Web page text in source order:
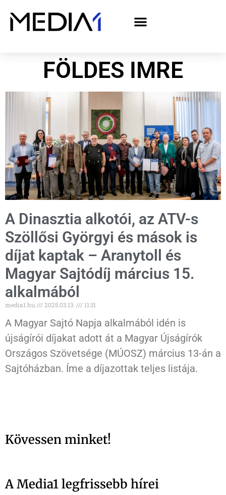
FÖLDES IMRE
A Dinasztia alkotói, az ATV-s
Szöllősi Györgyi és mások is
díjat kaptak – Aranytoll és
Magyar Sajtódíj március 15.
alkalmából
media1.hu 2025.03.13. 11:31
A Magyar Sajtó Napja alkalmából idén is
újságírói díjakat adott át a Magyar Újságírók
Országos Szövetsége (MÚOSZ) március 13-án a
Sajtóházban. Íme a díjazottak teljes listája.
Kövessen minket!
A Media1 legfrissebb hírei